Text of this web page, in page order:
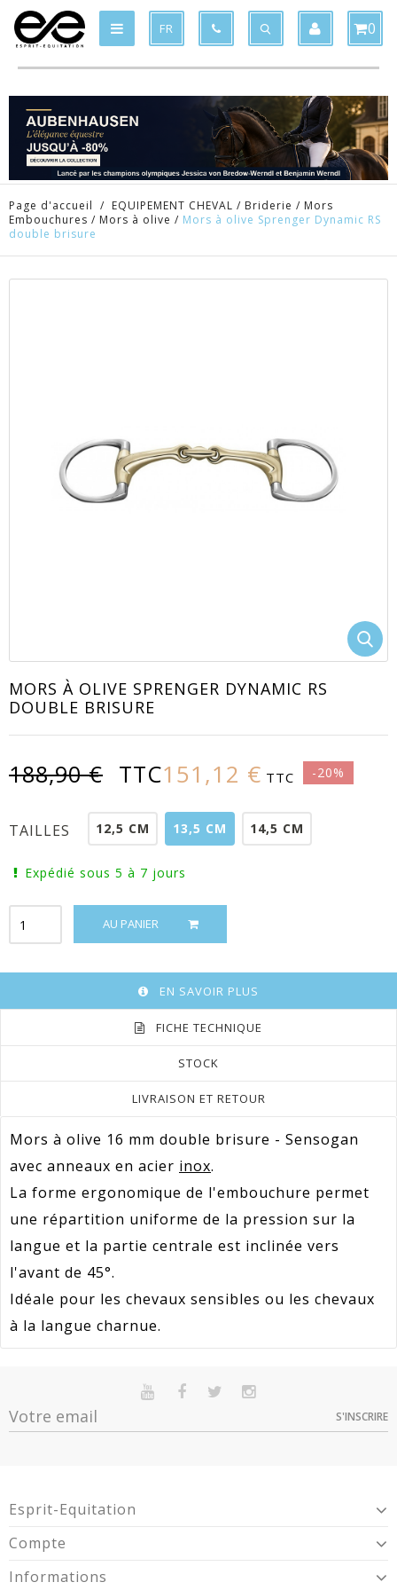
FR 0
Page d'accueil / EQUIPEMENT CHEVAL / Briderie / Mors
Embouchures / Mors à olive / Mors à olive Sprenger Dynamic RS
double brisure
MORS À OLIVE SPRENGER DYNAMIC RS
DOUBLE BRISURE
188,90 € TTC151,12 € TTC -20%
TAILLES 12,5 CM 13,5 CM 14,5 CM
Expédié sous 5 à 7 jours
AU PANIER
EN SAVOIR PLUS
FICHE TECHNIQUE
STOCK
LIVRAISON ET RETOUR
Mors à olive 16 mm double brisure - Sensogan
avec anneaux en acier inox.
La forme ergonomique de l'embouchure permet
une répartition uniforme de la pression sur la
langue et la partie centrale est inclinée vers
l'avant de 45°.
Idéale pour les chevaux sensibles ou les chevaux
à la langue charnue.
Promotion
Sur commande Indisponible
Option
Dispo
640406135
640406145
S'INSCRIRE
Esprit-Equitation
Compte
Informations
Produit ajouté au panier x
Produit supprimé du panier x